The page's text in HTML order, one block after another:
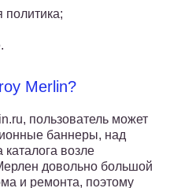
политика;
Merlin?
пользователь может
баннеры, над
возле
довольно большой
и ремонта, поэтому